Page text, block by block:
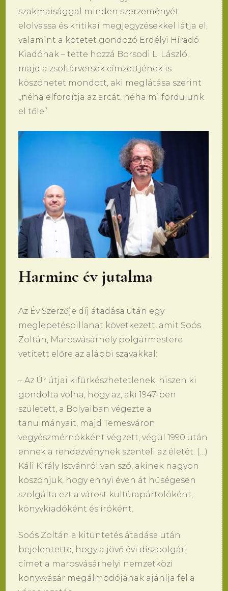
szakmaisággal minden szerzeményét
elolvassa és kritikai megjegyzésekkel látja el,
valamint a kötetet gondozó Erdélyi Híradó
Kiadónak – tette hozzá Borsodi L. László,
majd a zsoltárversek címzettjének is
köszönetet mondott, aki meglátása szerint
„néha elfordítja az arcát, néha mi fordulunk
el tőle”.
Harminc év jutalma
Az Év Szerzője díj átadása után egy
meglepetéspillanat következett, amit Soós
Zoltán, Marosvásárhely polgármestere
vetített előre az alábbi szavakkal:
– Az Úr útjai kifürkészhetetlenek, hiszen ki
gondolta volna, hogy az, aki 1947-ben
született, a Bolyaiban végezte a
tanulmányait, majd Temesváron
vegyészmérnökként végzett, végül 1990 után
ennek a rendezvénynek szenteli az életét. (…)
Káli Király Istvánról van szó, akinek nagyon
köszönjük, hogy ennyi éven át hűségesen
szolgálta ezt a várost kultúrapártolóként,
könyvkiadóként és íróként.
Soós Zoltán a kitüntetés átadása után
bejelentette, hogy a jövő évi díszpolgári
címet a marosvásárhelyi nemzetközi
könyvvásár megálmodójának ajánlja fel a